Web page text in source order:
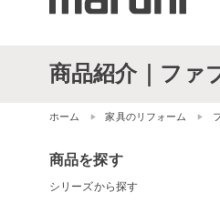
商品紹介｜ファ
ホーム 家具のリフォーム
商品を探す
シリーズから探す